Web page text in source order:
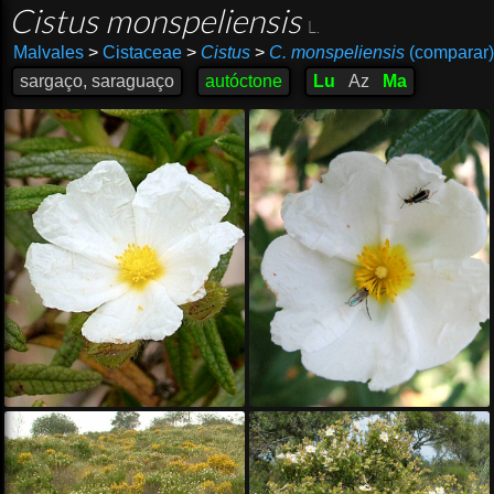
Cistus monspeliensis
Malvales >Cistaceae > Cistus > C. monspeliensis(comparar)
sargaço, saraguaço
autóctone Lu Az Ma